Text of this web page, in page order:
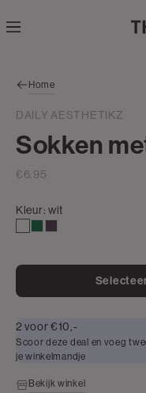
direct naar
zoekbalk
naar de
footer
Home
DAILY AESTHETIKZ
Sokken
€6.95
Kleur:wit
2 voor €10,-
Scoor deze deal en voeg
je winkelmandje
Bekijk winkel